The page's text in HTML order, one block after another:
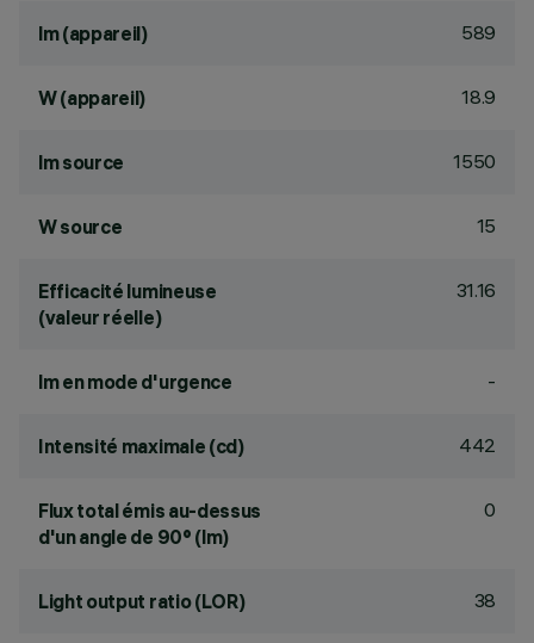
lm (appareil) 589
W (appareil) 18.9
lm source 1550
W source 15
Efficacité lumineuse
(valeur réelle)
31.16
lm en mode d'urgence -
Intensité maximale (cd) 442
Flux total émis au-dessus
d'un angle de 90° (lm)
0
Light output ratio (LOR) 38